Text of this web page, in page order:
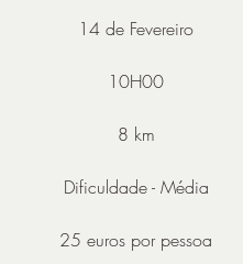
14 de Fevereiro
10H00
8 km
Dificuldade - Média
25 euros por pessoa